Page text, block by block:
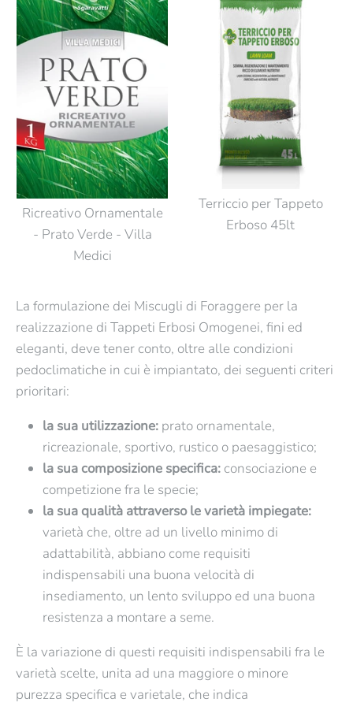
Scopri di più
Scopri di più
Verde - Ombreggiato
€7,75
Confezione
Quantità
Scopri di più
€7,70
Confezione
Quantità
Scopri di più
Verde - Rapido
€12,65
Scopri di più
Evergreen
€7,10
Scopri di più
Pratomagno - Prato
Verde - Scarpate e
pendii
€8,00
Renovator - Prato
Verde - Rigenerante
€42,35
Confezione
Quantità
Ricreativo Ornamentale
- Prato Verde - Villa
Medici
Terriccio per Tappeto
Erboso 45lt
La formulazione dei Miscugli di Foraggere per la
realizzazione di Tappeti Erbosi Omogenei, fini ed
eleganti, deve tener conto, oltre alle condizioni
pedoclimatiche in cui è impiantato, dei seguenti criteri
prioritari:
la sua utilizzazione: prato ornamentale,
ricreazionale, sportivo, rustico o paesaggistico;
la sua composizione specifica: consociazione e
competizione fra le specie;
la sua qualità attraverso le varietà impiegate:
varietà che, oltre ad un livello minimo di
adattabilità, abbiano come requisiti
indispensabili una buona velocità di
insediamento, un lento sviluppo ed una buona
resistenza a montare a seme.
È la variazione di questi requisiti indispensabili fra le
varietà scelte, unita ad una maggiore o minore
purezza specifica e varietale, che indica